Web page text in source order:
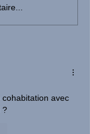
avec
?